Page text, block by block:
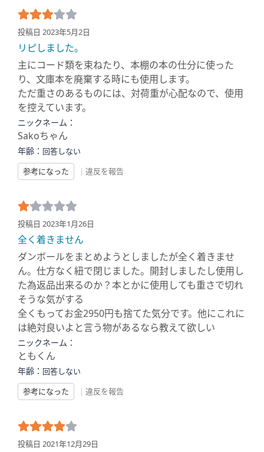
投稿日 2023年5月2日
リピしました。
主にコード類を束ねたり、本棚の本の仕分に使った
り、文庫本を廃棄する時にも使用します。
ただ重さのあるものには、対荷重が心配なので、使用
を控えています。
ニックネーム：
Sakoちゃん
年齢： 回答しない
参考になった
| 違反を報告
投稿日 2023年1月26日
全く着きません
ダンボールをまとめようとしましたが全く着きませ
ん。仕方なく紐で閉じました。開封しましたし使用し
た為返品出来るのか？本とかに使用しても重さで切れ
そうな気がする
全くもってお金2950円も捨てた気分です。他にこれに
は絶対良いよと言う物があるなら教えて欲しい
ニックネーム：
ともくん
年齢： 回答しない
参考になった
| 違反を報告
投稿日 2021年12月29日